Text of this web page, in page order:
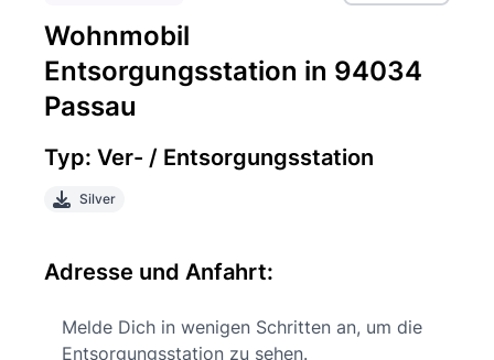
Wohnmobil
Entsorgungsstation in 94034
Passau
Typ: Ver- / Entsorgungsstation
Silver
Adresse und Anfahrt:
Melde Dich in wenigen Schritten an, um die
Entsorgungsstation zu sehen.